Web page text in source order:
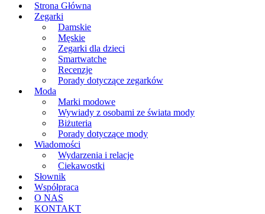
Strona Główna
Zegarki
Damskie
Męskie
Zegarki dla dzieci
Smartwatche
Recenzje
Porady dotyczące zegarków
Moda
Marki modowe
Wywiady z osobami ze świata mody
Biżuteria
Porady dotyczące mody
Wiadomości
Wydarzenia i relacje
Ciekawostki
Słownik
Współpraca
O NAS
KONTAKT